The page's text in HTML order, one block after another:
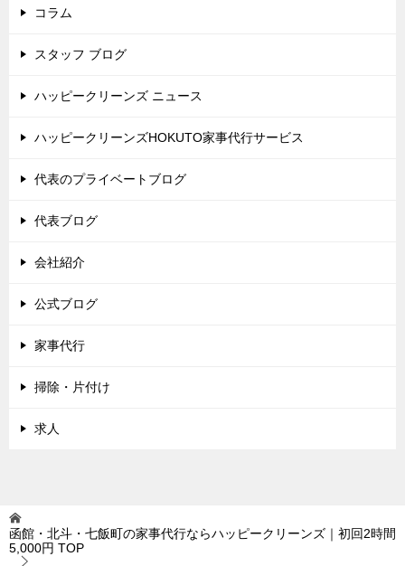
コラム
スタッフ ブログ
ハッピークリーンズ ニュース
ハッピークリーンズHOKUTO家事代行サービス
代表のプライベートブログ
代表ブログ
会社紹介
公式ブログ
家事代行
掃除・片付け
求人
函館・北斗・七飯町の家事代行ならハッピークリーンズ｜初回2時間
5,000円 TOP